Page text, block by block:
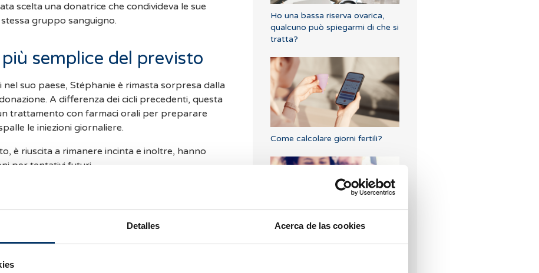
Detalles Acerca de las cookies
scelta una donatrice che condivideva le sue
gruppo sanguigno.
semplice del previsto
suo paese, Stéphanie è rimasta sorpresa dalla
A differenza dei cicli precedenti, questa
trattamento con farmaci orali per preparare
le iniezioni giornaliere.
è riuscita a rimanere incinta e inoltre, hanno
per tentativi futuri.
con ostacoli, ma con
decisero di cercare un secondo figlio,
un processo semplice grazie agli embrioni
Ho una bassa riserva ovarica,
qualcuno può spiegarmi di che si
tratta?
Come calcolare giorni fertili?